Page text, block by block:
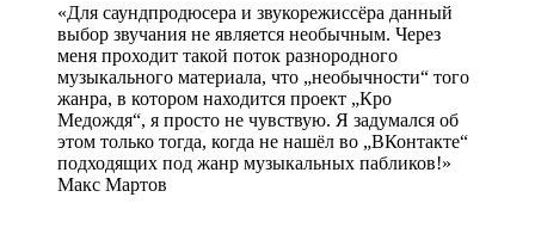
«Для саундпродюсера и звукорежиссёра данный
выбор звучания не является необычным. Через
меня проходит такой поток разнородного
музыкального материала, что „необычности“ того
жанра, в котором находится проект „Кро
Медождя“, я просто не чувствую. Я задумался об
этом только тогда, когда не нашёл во „ВКонтакте“
подходящих под жанр музыкальных пабликов!»
Макс Мартов